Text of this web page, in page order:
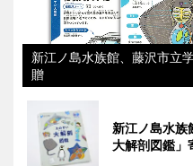
新江ノ島水族館、藤沢市立
贈
新江ノ島水族
大解剖図鑑」